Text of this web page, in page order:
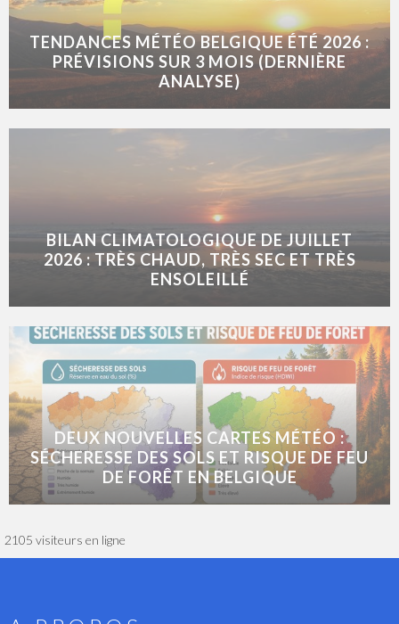
TENDANCES MÉTÉO BELGIQUE ÉTÉ 2026 :
PRÉVISIONS SUR 3 MOIS (DERNIÈRE
ANALYSE)
BILAN CLIMATOLOGIQUE DE JUILLET
2026 : TRÈS CHAUD, TRÈS SEC ET TRÈS
ENSOLEILLÉ
DEUX NOUVELLES CARTES MÉTÉO :
SÉCHERESSE DES SOLS ET RISQUE DE FEU
DE FORÊT EN BELGIQUE
2105 visiteurs en ligne